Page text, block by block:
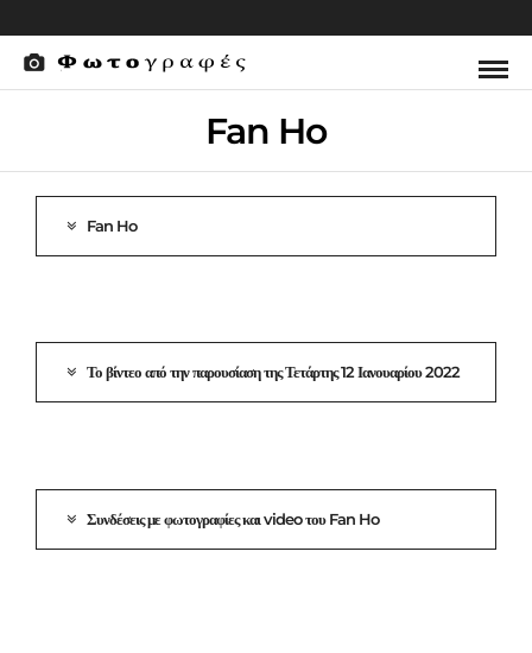
Fan Ho
Fan Ho
Το βίντεο από την παρουσίαση της Τετάρτης 12 Ιανουαρίου 2022
Συνδέσεις με φωτογραφίες και video του Fan Ho